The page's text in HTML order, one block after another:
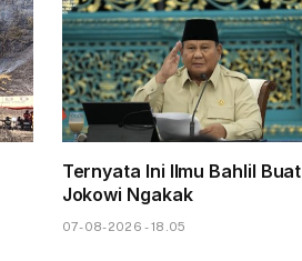
Ternyata Ini Ilmu Bahlil Buat
Jokowi Ngakak
07-08-2026 - 18.05